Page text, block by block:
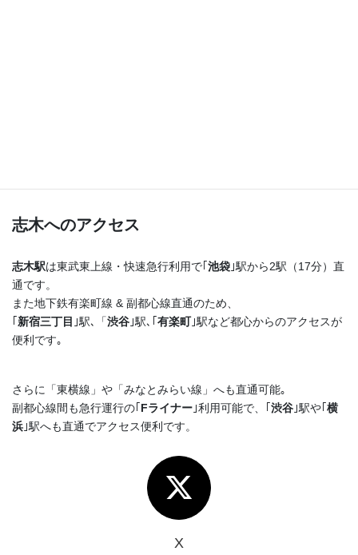
志木へのアクセス
志木駅は東武東上線・快速急行利用で｢ 池袋 ｣駅から2駅（17分）直
通です。
また地下鉄有楽町線 & 副都心線直通のため、
新宿三丁目 ｣駅､「渋谷 ｣駅､｢ 有楽町｣駅など都心からのアクセスが
便利です｡
さらに「東横線」や「みなとみらい線」へも直通可能｡
副都心線間も急行運行の｢ Fライナー ｣利用可能で、｢ 渋谷 ｣駅や｢ 横
浜 ｣駅へも直通でアクセス便利です。
X